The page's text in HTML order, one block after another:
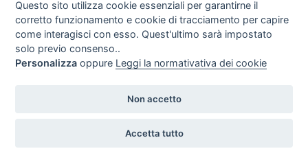
Informazioni utili
Copyright 2023
Realizzazione siti web
Questo sito utilizza cookie essenziali per garantirne il
corretto funzionamento e cookie di tracciamento per capire
come interagisci con esso. Quest'ultimo sarà impostato
solo previo consenso..
Personalizza oppure Leggi la normativativa dei cookie
Non accetto
Accetta tutto